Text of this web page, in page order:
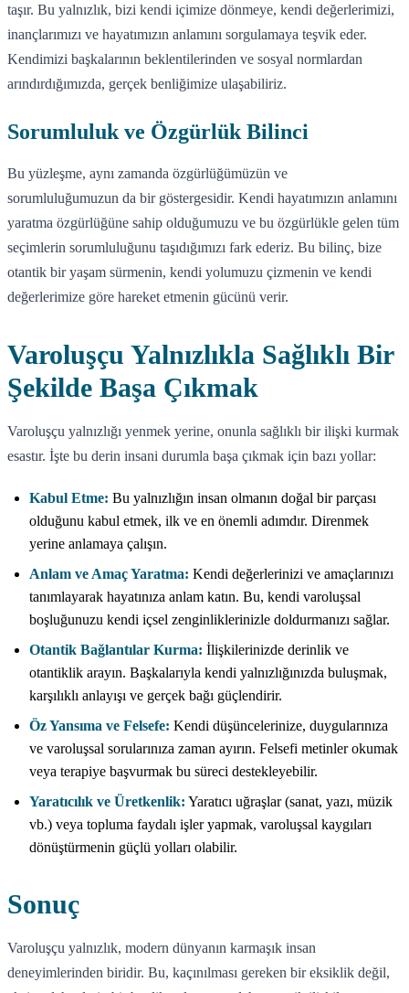
taşır. Bu yalnızlık, bizi kendi içimize dönmeye, kendi değerlerimizi,
inançlarımızı ve hayatımızın anlamını sorgulamaya teşvik eder.
Kendimizi başkalarının beklentilerinden ve sosyal normlardan
arındırdığımızda, gerçek benliğimize ulaşabiliriz.
Sorumluluk ve Özgürlük Bilinci
Bu yüzleşme, aynı zamanda özgürlüğümüzün ve
sorumluluğumuzun da bir göstergesidir. Kendi hayatımızın anlamını
yaratma özgürlüğüne sahip olduğumuzu ve bu özgürlükle gelen tüm
seçimlerin sorumluluğunu taşıdığımızı fark ederiz. Bu bilinç, bize
otantik bir yaşam sürmenin, kendi yolumuzu çizmenin ve kendi
değerlerimize göre hareket etmenin gücünü verir.
Varoluşçu Yalnızlıkla Sağlıklı Bir
Şekilde Başa Çıkmak
Varoluşçu yalnızlığı yenmek yerine, onunla sağlıklı bir ilişki kurmak
esastır. İşte bu derin insani durumla başa çıkmak için bazı yollar:
Kabul Etme: Bu yalnızlığın insan olmanın doğal bir parçası
olduğunu kabul etmek, ilk ve en önemli adımdır. Direnmek
yerine anlamaya çalışın.
Anlam ve Amaç Yaratma: Kendi değerlerinizi ve amaçlarınızı
tanımlayarak hayatınıza anlam katın. Bu, kendi varoluşsal
boşluğunuzu kendi içsel zenginliklerinizle doldurmanızı sağlar.
Otantik Bağlantılar Kurma: İlişkilerinizde derinlik ve
otantiklik arayın. Başkalarıyla kendi yalnızlığınızda buluşmak,
karşılıklı anlayışı ve gerçek bağı güçlendirir.
Öz Yansıma ve Felsefe: Kendi düşüncelerinize, duygularınıza
ve varoluşsal sorularınıza zaman ayırın. Felsefi metinler okumak
veya terapiye başvurmak bu süreci destekleyebilir.
Yaratıcılık ve Üretkenlik: Yaratıcı uğraşlar (sanat, yazı, müzik
vb.) veya topluma faydalı işler yapmak, varoluşsal kaygıları
dönüştürmenin güçlü yolları olabilir.
Sonuç
Varoluşçu yalnızlık, modern dünyanın karmaşık insan
deneyimlerinden biridir. Bu, kaçınılması gereken bir eksiklik değil,